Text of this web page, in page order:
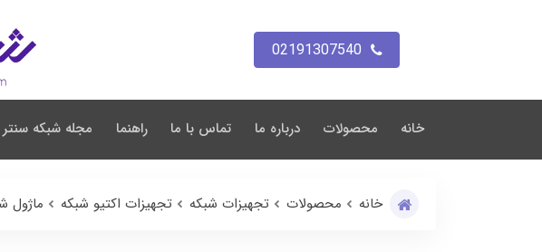
02191307540
خانه محصولات درباره ما تماس با ما راهنما مجله شبکه سنتر
خانه محصولات تجهیزات شبکه تجهیزات اکتیو شبکه ماژول